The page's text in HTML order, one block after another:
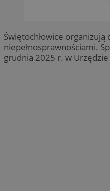
Świętochłowice organizują
niepełnosprawnościami.
grudnia 2025 r. w